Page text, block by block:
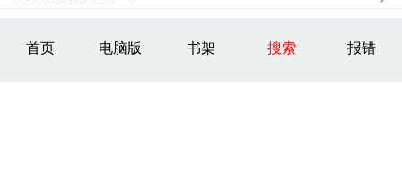
首页 电脑版 书架 搜索 报错